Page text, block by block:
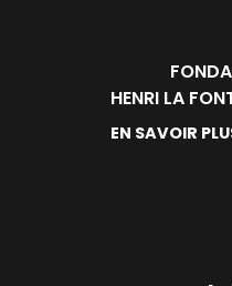
HENRI LA
EN SAVOIR